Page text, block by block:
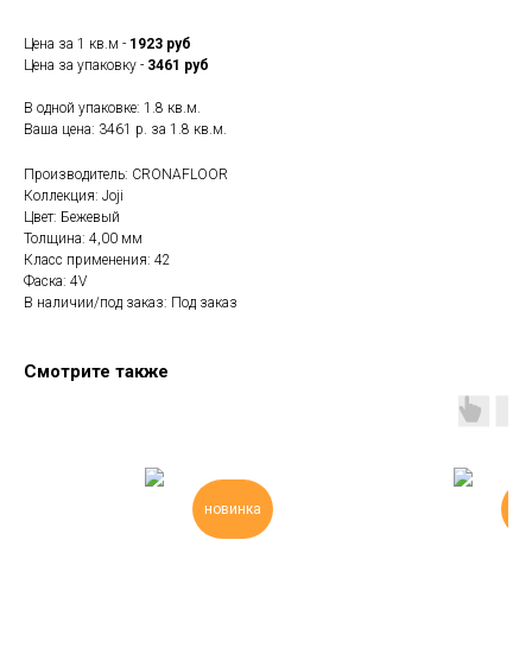
Цена за 1 кв.м - 1923 руб
Цена за упаковку - 3461 руб
В одной упаковке: 1.8 кв.м.
Ваша цена: 3461 р. за 1.8 кв.м.
Производитель: CRONAFLOOR
Коллекция: Joji
Цвет: Бежевый
Толщина: 4,00 мм
Класс применения: 42
Фаска: 4V
В наличии/под заказ: Под заказ
Смотрите также
новинка